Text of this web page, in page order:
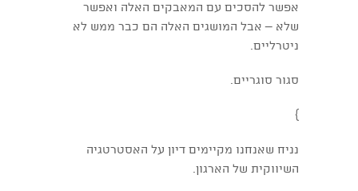
אפשר להסכים עם המאבקים האלה ואפשר
שלא – אבל המושגים האלה הם כבר ממש לא
ניטרליים.
סגור סוגריים.
}
נניח שאנחנו מקיימים דיון על האסטרטגיה
השיווקית של הארגון.